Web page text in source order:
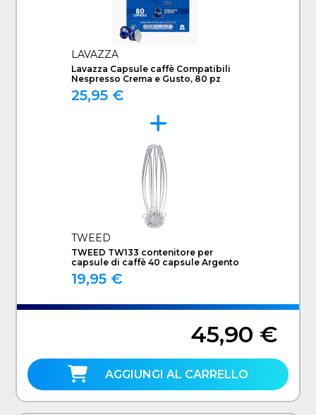
LAVAZZA
Lavazza Capsule caffè Compatibili
Nespresso Crema e Gusto, 80 pz
25,95 €
TWEED
TWEED TW133 contenitore per
capsule di caffè 40 capsule Argento
19,95 €
45,90 €
AGGIUNGI AL CARRELLO